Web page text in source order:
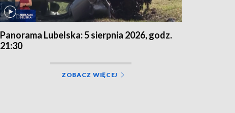
Panorama Lubelska: 5 sierpnia 2026, godz.
21:30
ZOBACZ WIĘCEJ